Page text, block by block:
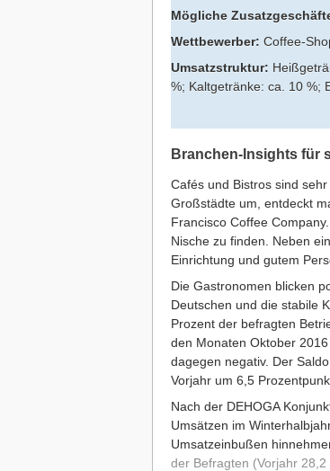
Mögliche
Wettbewerber: Coffee-
Umsatzstruktur:
%; Kaltgetränke: ca. 10 %;
Branchen-Insights für
Cafés und Bistros sind
Großstädte um, entdeckt
Francisco Coffee
Nische zu finden. Neben
Einrichtung und gutem
Die Gastronomen blicken
Deutschen und die stabile
Prozent der befragten
den Monaten Oktober
dagegen negativ. Der
Vorjahr um 6,5
Nach der DEHOGA
Umsätzen im
Umsatzeinbußen
der Befragten (Vorjahr